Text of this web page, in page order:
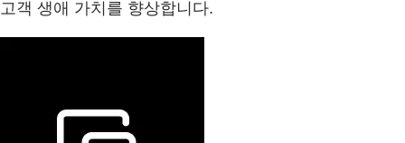
고객 생애 가치를 향상합니다.